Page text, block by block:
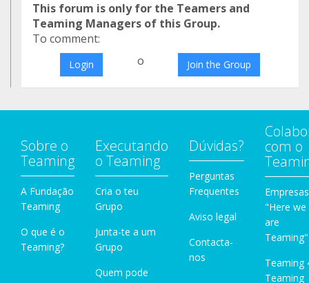
This forum is only for the Teamers and
Teaming Managers of this Group.
To comment:
Login o Join the Group
Sobre o
Teaming
A Fundação
Teaming
O que é o
Teaming?
Executando
o Teaming
Cria o teu
Grupo
Junta-te a um
Grupo
Quem pode
Dúvidas?
Perguntas
Frequentes
Aviso legal
Contacta-
nos
com o
Empresas
"Here we
are
Teaming"
Teaming
Teaming